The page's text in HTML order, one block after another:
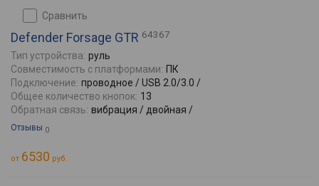
сравнить
Defender Forsage GTR 64367
Тип устройства: руль
Совместимость с платформами: ПК
Подключение: проводное / USB 2.0/3.0 /
Общее количество кнопок: 13
Обратная связь: вибрация / двойная /
Отзывы 0
от 6530 руб.